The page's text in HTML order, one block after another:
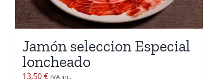
pueden
elegir
la
página
Jamón seleccion Especial
loncheado
13,50€ IVA inc.